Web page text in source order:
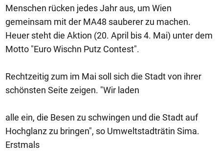
Menschen rücken jedes Jahr aus, um Wien
gemeinsam mit der MA48 sauberer zu machen.
Heuer steht die Aktion (20. April bis 4. Mai) unter dem
Motto "Euro Wischn Putz Contest".
Rechtzeitig zum im Mai soll sich die Stadt von ihrer
schönsten Seite zeigen. "Wir laden
alle ein, die Besen zu schwingen und die Stadt auf
Hochglanz zu bringen", so Umweltstadträtin Sima.
Erstmals